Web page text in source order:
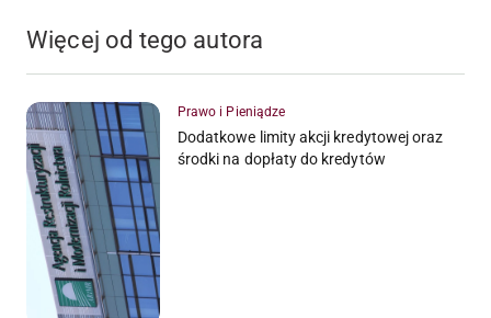
Więcej od tego autora
Prawo i Pieniądze
Dodatkowe limity akcji kredytowej oraz
środki na dopłaty do kredytów